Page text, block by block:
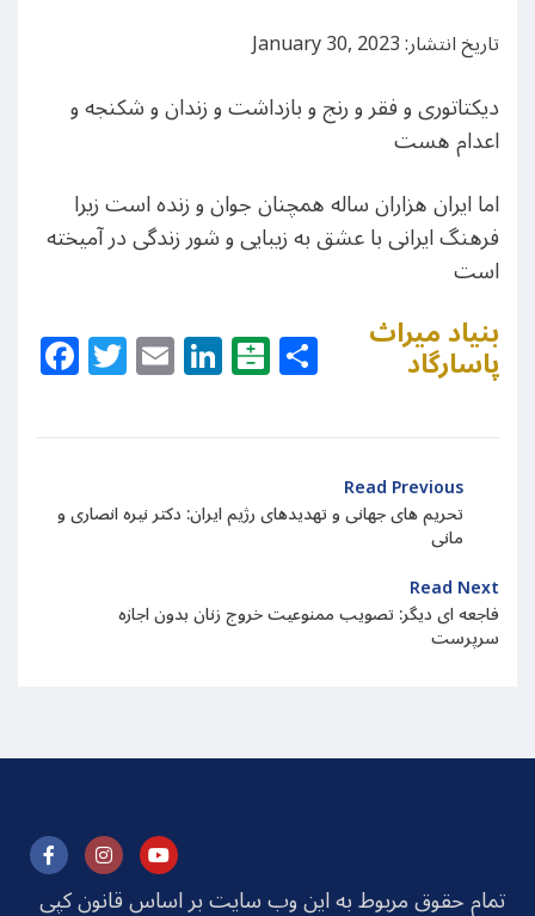
تاریخ انتشار: January 30, 2023
دیکتاتوری و فقر و رنج و بازداشت و زندان و شکنجه و
اعدام هست
اما ایران هزاران ساله همچنان جوان و زنده است زیرا
فرهنگ ایرانی با عشق به زیبایی و شور زندگی در آمیخته
است
Facebook
Twitter
EmailLinkedIn
Balatarin
Share
بنیاد میراث
پاسارگاد
Read Previous
تحریم های جهانی و تهدیدهای رژیم ایران: دکتر نیره انصاری و
مانی
Read Next
فاجعه ای دیگر: تصویب ممنوعیت خروج زنان بدون اجازه
سرپرست
تمام حقوق مربوط به این وب سایت بر اساس قانون کپی